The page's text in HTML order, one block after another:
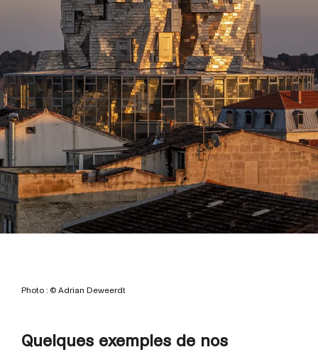
Photo : © Adrian Deweerdt
Quelques exemples de nos